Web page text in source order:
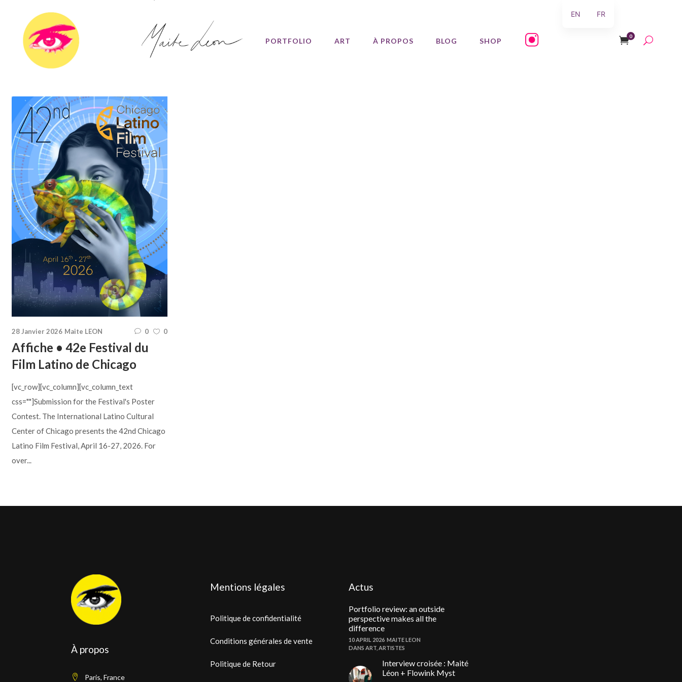
PORTFOLIO ART À PROPOS BLOG SHOP
0
28 Janvier 2026 Maite LEON 0 0
Affiche • 42e Festival du
Film Latino de Chicago
[vc_row][vc_column][vc_column_text
css=""]Submission for the Festival's Poster
Contest. The International Latino Cultural
Center of Chicago presents the 42nd Chicago
Latino Film Festival, April 16-27, 2026. For
over...
À propos
Paris, France
Mentions légales
Politique de confidentialité
Conditions générales de vente
Politique de Retour
Actus
Portfolio review: an outside
perspective makes all the
difference
10 APRIL 2026 MAITE LEON
DANS ART ARTISTES
Interview croisée : Maité
Léon + Flowink Myst
EN FR